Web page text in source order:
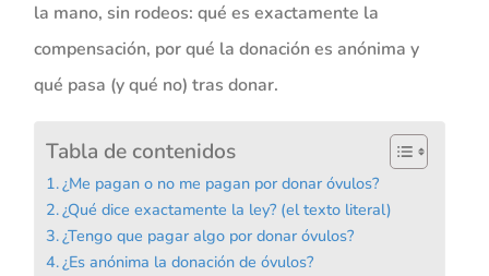
la mano, sin rodeos: qué es exactamente la
compensación, por qué la donación es anónima y
qué pasa (y qué no) tras donar.
Tabla de contenidos
¿Me pagan o no me pagan por donar óvulos?
¿Qué dice exactamente la ley? (el texto literal)
¿Tengo que pagar algo por donar óvulos?
¿Es anónima la donación de óvulos?